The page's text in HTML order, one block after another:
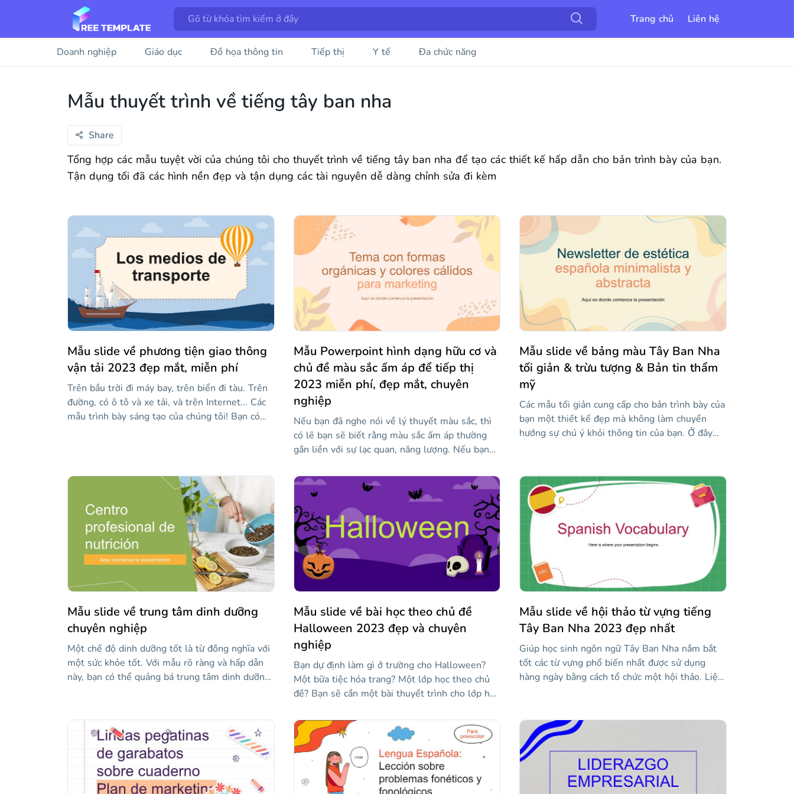
Trang chủ Liên hệ
Doanh nghiệp Giáo dục Đồ họa thông tin Tiếp thị Y tế Đa chức năng
Mẫu thuyết trình về tiếng tây ban nha
Share
Tổng hợp các mẫu tuyệt vời của chúng tôi cho thuyết trình về tiếng tây ban nha để tạo các thiết kế hấp dẫn cho bản trình bày của bạn.
Tận dụng tối đã các hình nền đẹp và tận dụng các tài nguyên dễ dàng chỉnh sửa đi kèm
Mẫu slide về phương tiện giao thông
vận tải 2023 đẹp mắt, miễn phí
Trên bầu trời đi máy bay, trên biển đi tàu. Trên
đường, có ô tô và xe tải, và trên Internet... Các
mẫu trình bày sáng tạo của chúng tôi! Bạn có
minh họa sáng tạo đi kèm, bạn có thể dạy một
bài học về chủ đề này. Chúng tôi đã bao gồm
một số hoạt động, chẳng hạn như kết hợp hình
ảnh với từ vựng giao thông và... câu đố bằng
tiếng Tây Ban Nha quá! Vì chúng tôi đã nói về
việc đoán trong mô tả này...
Mẫu Powerpoint hình dạng hữu cơ và
chủ đề màu sắc ấm áp để tiếp thị
2023 miễn phí, đẹp mắt, chuyên
nghiệp
Nếu bạn đã nghe nói về lý thuyết màu sắc, thì
có lẽ bạn sẽ biết rằng màu sắc ấm áp thường
gắn liền với sự lạc quan, năng lượng. Nếu bạn
biết rằng các hình dạng hữu cơ rất năng động và
mang lại cảm giác chuyển động. Bây giờ kết hợp
cả hai và bạn nhận được gì? Mẫu tốt nhất mà
bạn có thể sử dụng cho mục đích tiếp thị!
Mẫu slide về bảng màu Tây Ban Nha
tối giản & trừu tượng & Bản tin thẩm
mỹ
Các mẫu tối giản cung cấp cho bản trình bày của
bạn một thiết kế đẹp mà không làm chuyển
hướng sự chú ý khỏi thông tin của bạn. Ở đây
Đó là, màu sắc ấm áp, sóng và đường nét trên
tất cả! Kiểu chữ cũng rất thanh lịch! Hãy dùng
thử và trình bày bản tin của bạn, bạn sẽ thấy
thiết kế sẽ bổ sung thông tin của bạn một cách
hoàn hảo như thế nào!
Mẫu slide về trung tâm dinh dưỡng
chuyên nghiệp
Một chế độ dinh dưỡng tốt là từ đồng nghĩa với
một sức khỏe tốt. Với mẫu rõ ràng và hấp dẫn
này, bạn có thể quảng bá trung tâm dinh dưỡng
chút với hình học, vì vậy nó làm cho nó năng
động và thú vị hơn cho mắt. Màu sắc được sử
dụng là màu xám nhạt cho nền, và màu xanh lá
cây và màu cam cho các hình dạng: màu sắc của
thiên nhiên và năng lượng, thứ mà bạn sẽ đầy
đủ sau khi tuân theo chế độ ăn kiêng tốt!
Mẫu slide về bài học theo chủ đề
Halloween 2023 đẹp và chuyên
nghiệp
Bạn dự định làm gì ở trường cho Halloween?
Một bữa tiệc hóa trang? Một lớp học theo chủ
đề? Bạn sẽ cần một bài thuyết trình cho lớp học
thuyết trình. Bộ slide này đi kèm với thông tin
về lịch sử, nguồn gốc và truyền thống của
Halloween để cung cấp cho học sinh của bạn
những sự thật thú vị. Tất cả đều được bao gồm
trong một phong cách thiết kế bắt mắt, với nền
Mẫu slide về hội thảo từ vựng tiếng
Tây Ban Nha 2023 đẹp nhất
Giúp học sinh ngôn ngữ Tây Ban Nha nắm bắt
tốt các từ vựng phổ biến nhất được sử dụng
hàng ngày bằng cách tổ chức một hội thảo. Liệt
minh họa nhãn dán. Hoặc bạn có thể sử dụng
mẫu cho bài học của mình và thêm nội dung.
Nhờ các biểu đồ và các sơ đồ khác, nó sẽ trông
tuyệt vời!